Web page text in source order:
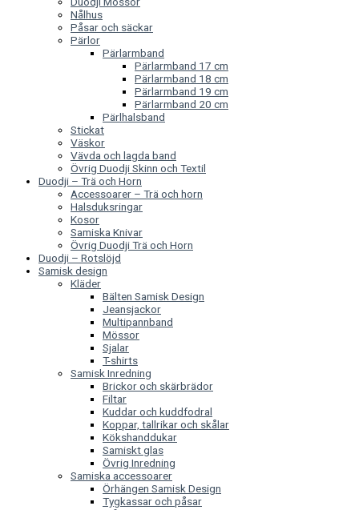
Nålhus
Påsar och säckar
Pärlor
Pärlarmband
Pärlarmband 17 cm
Pärlarmband 18 cm
Pärlarmband 19 cm
Pärlarmband 20 cm
Pärlhalsband
Stickat
Väskor
Vävda och lagda band
Övrig Duodji Skinn och Textil
Duodji – Trä och Horn
Accessoarer – Trä och horn
Halsduksringar
Kosor
Samiska Knivar
Övrig Duodji Trä och Horn
Duodji – Rotslöjd
Samisk design
Kläder
Bälten Samisk Design
Jeansjackor
Multipannband
Mössor
Sjalar
T-shirts
Samisk Inredning
Brickor och skärbrädor
Filtar
Kuddar och kuddfodral
Koppar, tallrikar och skålar
Kökshanddukar
Samiskt glas
Övrig Inredning
Samiska accessoarer
Örhängen Samisk Design
Tygkassar och påsar